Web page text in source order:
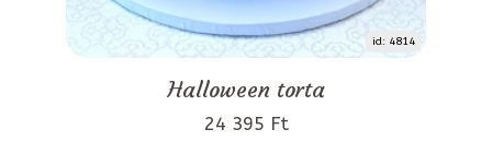
id: 4814
Halloween torta
24 395 Ft